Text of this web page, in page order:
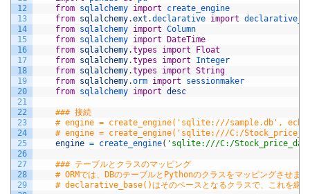
12
13
14
15
16
17
18
19
20
21
22
23
24
25
26
27
28
29
from sqlalchemy import
create_engine
from sqlalchemy.ext .declarative import
from sqlalchemy import Column
from sqlalchemy import
DateTime
from sqlalchemy.types import
Float
from sqlalchemy.types import
Integer
from sqlalchemy.types import String
from sqlalchemy.orm import
sessionmaker
from sqlalchemy import desc
### 接続
# engine = create_engine('sqlite:///sample.db',
# engine = create_engine('sqlite:///C:/
engine = create_engine( 'sqlite:///C:/
### テーブルとクラスのマッピング
# ORMでは、DBのテーブルとPythonのクラスをマッピングさせま
# declarative_base()はそのベースとなるクラスで、これを継承